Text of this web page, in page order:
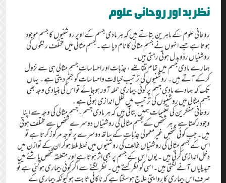
نظربد اور روحانی علوم
روحانی علوم کے ماہرین بتاتے ہیں کہ ہر مادی جسم کے اوپر روشنیوں کا جسم موجود
ہوتا ہے جسے انہوں نے جسمِ مثالی کا نام دیا ہے ۔ جسمِ مثالی میں مختلف رنگوں کی
روشنیاں ردّوبدل ہوتی رہتی ہیں ۔
ہمارے مادی جسم میں تمام تقاضے ، جذبات اور احساسات جسمِ مثالی ہی سے نزول
کرکے آتے ہیں ۔ روشنیوں کی ترتیب خیالات واحساسات کو جنم دیتی ہے ۔ یہاں
تک کہ ہمادے مادی جسم پر کوئی بیماری حملہ آور ہوجائے تو اس کی بنیادی وجہ بھی
جسمِ مثالی میں روشنیوں کی ترتیب میں خلل اندازی ہوتی ہے ۔
روحانی مفکرین کی تعلیمات ہمیں بتاتی ہیں کہ ہر مادی جسم ، جسمِ مثالی کی وجہ سے اپنا
وجود رکھتا ہے ۔ ہر شخص کے جسمِ مثالی کی روشنیاں دوسرے شخص سے مختلف ہوتی
ہیں۔ جب کوئی شخص غیرمعمولی جذبات کے ساتھ دوسرے پر توجہ مرکوز کرتا ہے تو
اس کے جسمِ مثالی کی روشنیاں مخالف کی روشنیو ں میں خلط ملط ہوکر ان کے توازن میں
دخل اندازی کرتی ہیں ۔ یوں اس کے جسم پر بھی اثر ہوتا ہے اور متعلقہ شخص یا شئے میں
تبدیلیاں آنے لگتی ہیں۔ اسی کو نظر کہتے ہیں ۔ نظر لگنے سے اگر کوئی بیماری ہوگئی ہے تو
صرف اس بیماری کا روایتی علاج ہوسکتا ہے کہ ناکافی ثابت ہو کیونکہ بیماری کے